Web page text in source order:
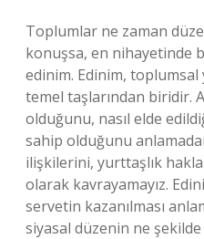
Toplumlar ne zaman
konuşsa, en nihayetinde
edinim. Edinim, toplumsal
temel taşlarından biridir.
olduğunu, nasıl elde
sahip olduğunu
ilişkilerini, yurttaşlık
olarak kavrayamayız.
servetin kazanılması
siyasal düzenin ne